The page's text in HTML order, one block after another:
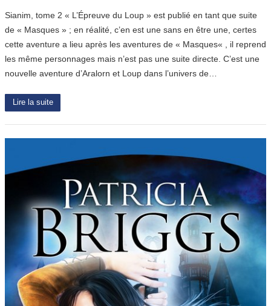
Sianim, tome 2 « L’Épreuve du Loup » est publié en tant que suite
de « Masques » ; en réalité, c’en est une sans en être une, certes
cette aventure a lieu après les aventures de « Masques« , il reprend
les même personnages mais n’est pas une suite directe. C’est une
nouvelle aventure d’Aralorn et Loup dans l’univers de…
Lire la suite